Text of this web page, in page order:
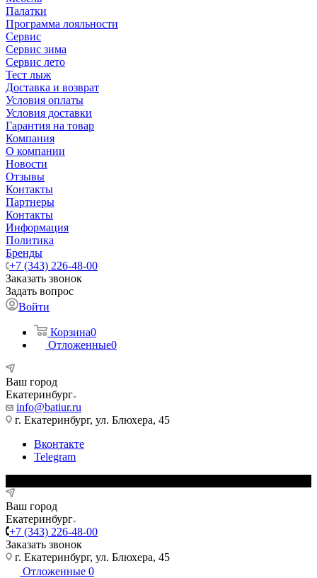
Палатки
Программа лояльности
Сервис
Сервис зима
Сервис лето
Тест лыж
Доставка и возврат
Условия оплаты
Условия доставки
Гарантия на товар
Компания
О компании
Новости
Отзывы
Контакты
Партнеры
Контакты
Информация
Политика
Бренды
+7 (343) 226-48-00
Заказать звонок
Задать вопрос
Войти
Корзина0
Отложенные0
Ваш город
Екатеринбург
info@batiur.ru
г. Екатеринбург, ул. Блюхера, 45
Вконтакте
Telegram
Ваш город
Екатеринбург
+7 (343) 226-48-00
Заказать звонок
г. Екатеринбург, ул. Блюхера, 45
Отложенные 0